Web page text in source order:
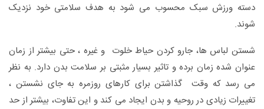
دسته ورزش سبک محسوب می شود به هدف سلامتی خود نزدیک
شوند.
شستن لباس ها، جارو کردن حیاط خلوت و غیره ، حتی بیشتر از زمان
عنوان شده زمان برده و تاثیر بسیار مثبتی بر سلامت بدن دارد. به نظر
می رسد که وقت گذاشتن برای کارهای روزمره به جای نشستن ،
تغییرات زیادی در روحیه و بدن ایجاد می کند و این تفاوت، بیشتر از حد